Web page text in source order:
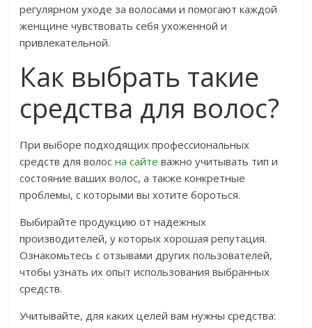
регулярном уходе за волосами и помогают каждой
женщине чувствовать себя ухоженной и
привлекательной.
Как выбрать такие
средства для волос?
При выборе подходящих профессиональных
средств для волосна сайте важно учитывать тип и
состояние ваших волос, а также конкретные
проблемы, с которыми вы хотите бороться.
Выбирайте продукцию от надежных
производителей, у которых хорошая репутация.
Ознакомьтесь с отзывами других пользователей,
чтобы узнать их опыт использования выбранных
средств.
Учитывайте, для каких целей вам нужны средства: